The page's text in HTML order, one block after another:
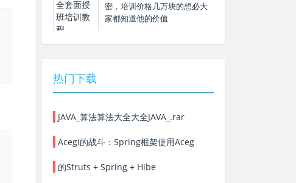
密，培训价格几万块的想必大
家都知道他的价值
热门下载
JAVA_算法算法大全大全JAVA_.rar
Acegi的战斗：Spring框架使用Aceg
的Struts + Spring + Hibe